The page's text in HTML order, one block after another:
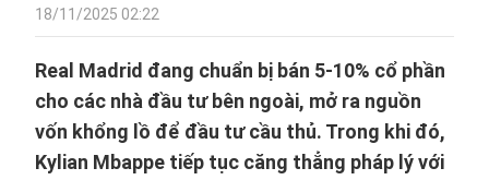
18/11/2025 02:22
Real Madrid đang chuẩn bị bán 5-10% cổ phần
cho các nhà đầu tư bên ngoài, mở ra nguồn
vốn khổng lồ để đầu tư cầu thủ. Trong khi đó,
Kylian Mbappe tiếp tục căng thẳng pháp lý với